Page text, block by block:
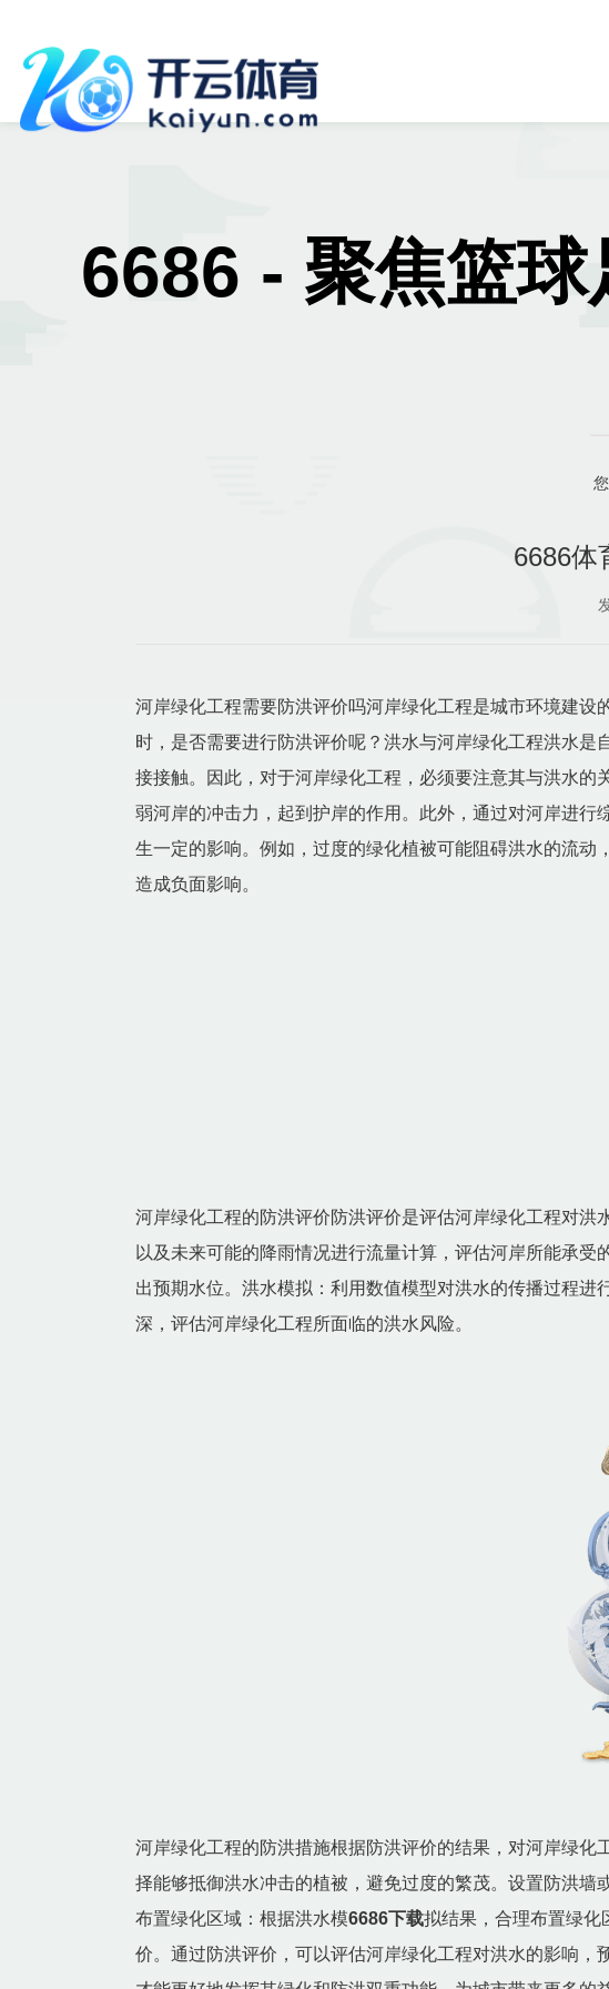
6686 - 聚焦篮
6686体
河岸绿化工程需要防洪评价吗河岸绿化工程是城市环境建
时，是否需要进行防洪评价呢？洪水与河岸绿化工程洪水
接接触。因此，对于河岸绿化工程，必须要注意其与洪水的
弱河岸的冲击力，起到护岸的作用。此外，通过对河岸进
生一定的影响。例如，过度的绿化植被可能阻碍洪水的流
造成负面影响。
河岸绿化工程的防洪评价防洪评价是评估河岸绿化工程对
以及未来可能的降雨情况进行流量计算，评估河岸所能承受
出预期水位。洪水模拟：利用数值模型对洪水的传播过程
深，评估河岸绿化工程所面临的洪水风险。
河岸绿化工程的防洪措施根据防洪评价的结果，对河岸绿
择能够抵御洪水冲击的植被，避免过度的繁茂。设置防洪
布置绿化区域：根据洪水模6686下载拟结果，合理布置绿化
价。通过防洪评价，可以评估河岸绿化工程对洪水的影响